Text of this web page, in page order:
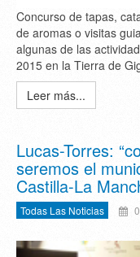
Concurso de tapas,
de aromas o visitas
algunas de las
2015 en la Tierra de
Leer más...
Lucas-Torres:
seremos el
Castilla-La
Todas Las Noticias